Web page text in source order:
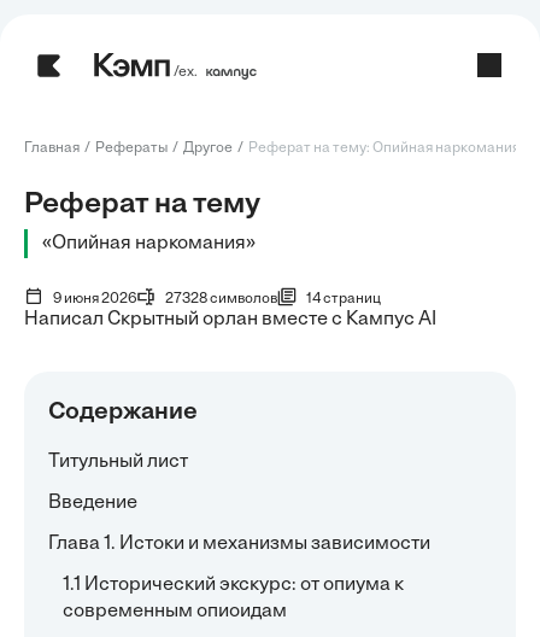
/ех.
Главная Рефераты Другое Реферат на тему: Опийная наркомания
Реферат на тему
«Опийная наркомания»
9 июня 2026 27328 символов 14 страниц
Написал Скрытный орлан вместе с Кампус AI
Содержание
Титульный лист
Введение
Глава 1. Истоки и механизмы зависимости
1.1 Исторический экскурс: от опиума к
современным опиоидам